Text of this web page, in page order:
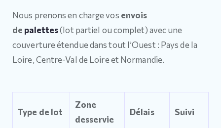
Nous prenons en charge vos envois
de palettes(lot partiel ou complet) avec une
couverture étendue dans tout l’Ouest : Pays de la
Loire, Centre-Val de Loire et Normandie.
Type de lot
Zone
desservie
Délais Suivi